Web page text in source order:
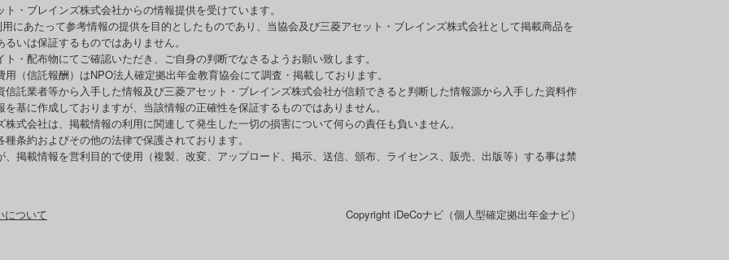
・ブレインズ株式会社からの情報提供を受けています。
にあたって参考情報の提供を目的としたものであり、当協会及び三菱アセット・ブレインズ株式会社として掲載商品を
いは保証するものではありません。
・配布物にてご確認いただき、ご自身の判断でなさるようお願い致します。
（信託報酬）はNPO法人確定拠出年金教育協会にて調査・掲載しております。
信託業者等から入手した情報及び三菱アセット・ブレインズ株式会社が信頼できると判断した情報源から入手した資料作
基に作成しておりますが、当該情報の正確性を保証するものではありません。
式会社は、掲載情報の利用に関連して発生した一切の損害について何らの責任も負いません。
条約およびその他の法律で保護されております。
掲載情報を営利目的で使用（複製、改変、アップロード、掲示、送信、頒布、ライセンス、販売、出版等）する事は禁
について Copyright iDeCoナビ（個人型確定拠出年金ナビ）